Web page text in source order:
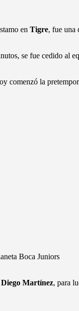
en Tigre, fue una
se fue cedido al
comenzó la
Diego Martínez, para